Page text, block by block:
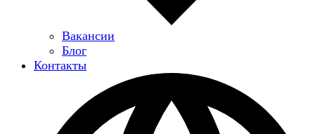
Вакансии
Блог
Контакты